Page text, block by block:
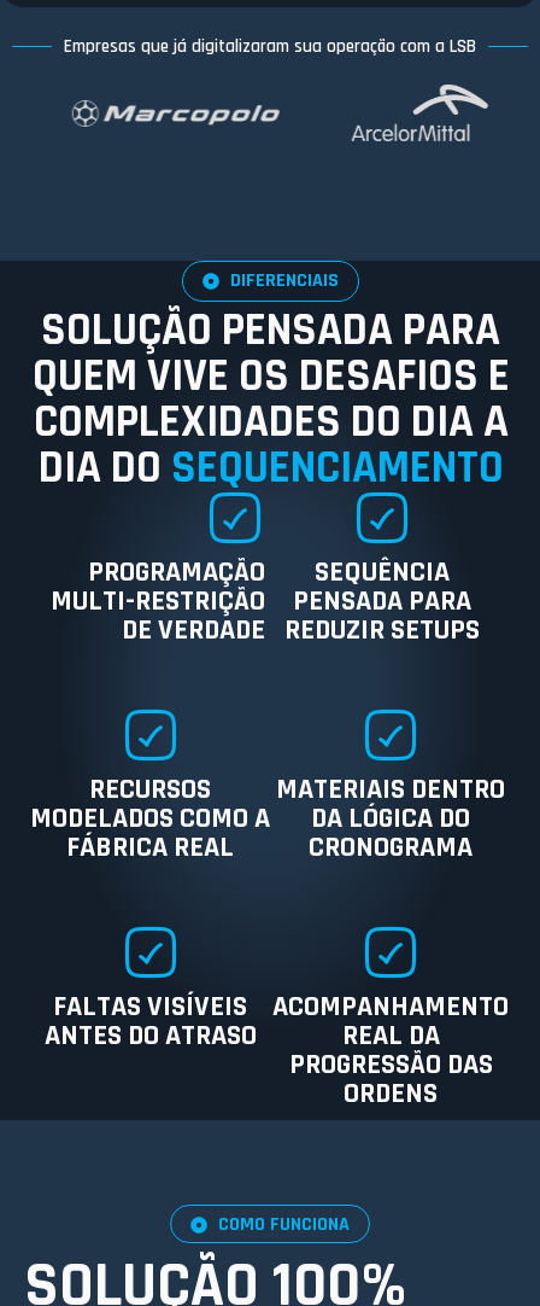
Empresas que já digitalizaram sua operação com a LSB
DIFERENCIAIS
SOLUÇÃO PENSADA PARA
QUEM VIVE OS DESAFIOS E
COMPLEXIDADES DO DIA A
DIA DO SEQUENCIAMENTO
PROGRAMAÇÃO
MULTI-RESTRIÇÃO
DE VERDADE
SEQUÊNCIA
PENSADA PARA
REDUZIR SETUPS
RECURSOS
MODELADOS COMO A
FÁBRICA REAL
MATERIAIS DENTRO
DA LÓGICA DO
CRONOGRAMA
FALTAS VISÍVEIS
ANTES DO ATRASO
ACOMPANHAMENTO
REAL DA
PROGRESSÃO DAS
ORDENS
COMO FUNCIONA
SOLUÇÃO 100%